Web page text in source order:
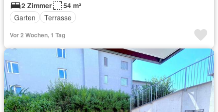
2 Zimmer
54 m²
Garten
Terrasse
Vor 2 Wochen, 1 Tag